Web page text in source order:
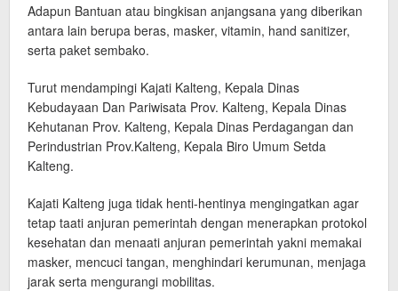
Adapun Bantuan atau bingkisan anjangsana yang diberikan
antara lain berupa beras, masker, vitamin, hand sanitizer,
serta paket sembako.
Turut mendampingi Kajati Kalteng, Kepala Dinas
Kebudayaan Dan Pariwisata Prov. Kalteng, Kepala Dinas
Kehutanan Prov. Kalteng, Kepala Dinas Perdagangan dan
Perindustrian Prov.Kalteng, Kepala Biro Umum Setda
Kalteng.
Kajati Kalteng juga tidak henti-hentinya mengingatkan agar
tetap taati anjuran pemerintah dengan menerapkan protokol
kesehatan dan menaati anjuran pemerintah yakni memakai
masker, mencuci tangan, menghindari kerumunan, menjaga
jarak serta mengurangi mobilitas.